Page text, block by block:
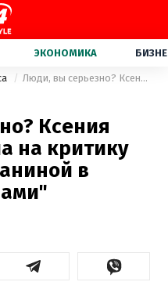
ЭКОНОМИКА
Люди, вы серьезно? Ксения Мишина ответила на критику фанатов Юлии Саниной в "Танцах со звездами"
Ксения
на критику
в